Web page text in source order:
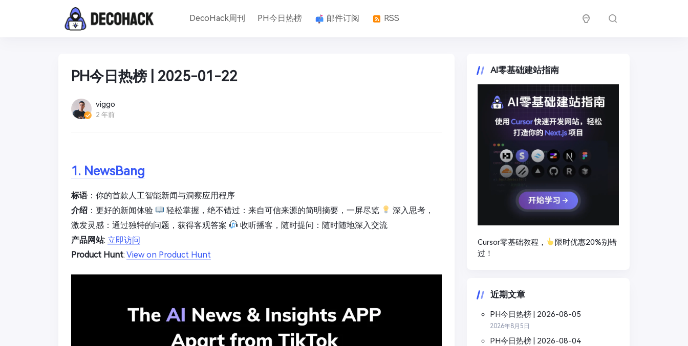
DecoHack周刊 PH今日热榜 邮件订阅 RSS
PH今日热榜 | 2025-01-22
viggo
2 年前
1. NewsBang
标语：你的首款人工智能新闻与洞察应用程序
介绍 ：更好的新闻体验 轻松掌握，绝不错过：来自可信来源的简明摘要，一屏尽览
深入思考，
激发灵感：通过独特的问题，获得客观答案
收听播客，随时提问：随时随地深入交流
产品网站: 立即访问
Product Hunt: View on Product Hunt
AI零基础建站指南
Cursor零基础教程，
限时优惠20%别错
过！
近期文章
PH今日热榜 | 2026-08-05
2026年8月5日
PH今日热榜 | 2026-08-04